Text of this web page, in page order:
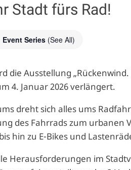
Stadt fürs Rad!
Event Series (See All)
die Ausstellung
4. Januar 2026 verlängert.
dreht sich alles ums
des Fahrrads zum urbanen
hin zu E-Bikes und
Herausforderungen im